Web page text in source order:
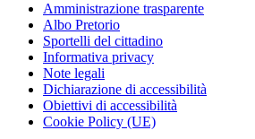
Amministrazione trasparente
Albo Pretorio
Sportelli del cittadino
Informativa privacy
Note legali
Dichiarazione di accessibilità
Obiettivi di accessibilità
Cookie Policy (UE)